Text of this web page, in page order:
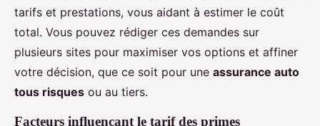
tarifs et prestations, vous aidant à estimer le coût
total. Vous pouvez rédiger ces demandes sur
plusieurs sites pour maximiser vos options et affiner
votre décision, que ce soit pour une assurance auto
tous risques ou au tiers.
Facteurs influençant le tarif des primes